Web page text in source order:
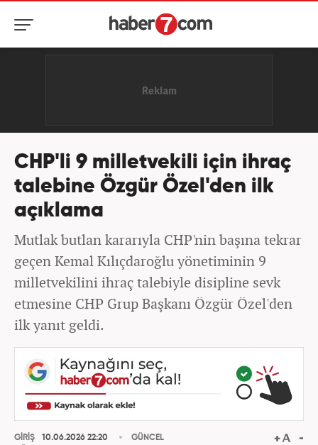
CHP'li 9 milletvekili için ihraç
talebine Özgür Özel'den ilk
açıklama
Mutlak butlan kararıyla CHP'nin başına tekrar
geçen Kemal Kılıçdaroğlu yönetiminin 9
milletvekilini ihraç talebiyle disipline sevk
etmesine CHP Grup Başkanı Özgür Özel'den
ilk yanıt geldi.
GİRİŞ
10.06.2026 22:20
GÜNCEL